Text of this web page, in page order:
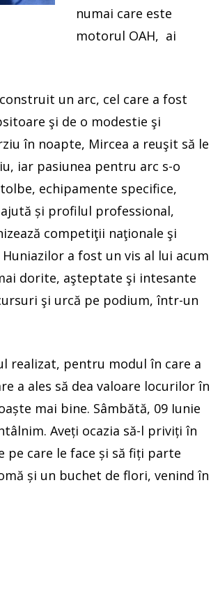
numai care este
motorul OAH, ai
un arc, cel care a fost
şi de o modestie şi
în noapte, Mircea a reuşit să le
iar pasiunea pentru arc s-o
echipamente specifice,
și profilul professional,
competiţii naţionale şi
Huniazilor a fost un vis al lui acum
dorite, aşteptate şi intesante
şi urcă pe podium, într-un
realizat, pentru modul în care a
a ales să dea valoare locurilor în
mai bine. Sâmbătă, 09 Iunie
Aveți ocazia să-l priviți în
pe care le face și să fiți parte
și un buchet de flori, venind în